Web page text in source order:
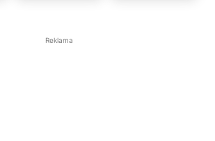
Reklama